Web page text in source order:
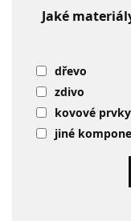
Jaké
dřevo
zdivo
kovové prvky
jiné